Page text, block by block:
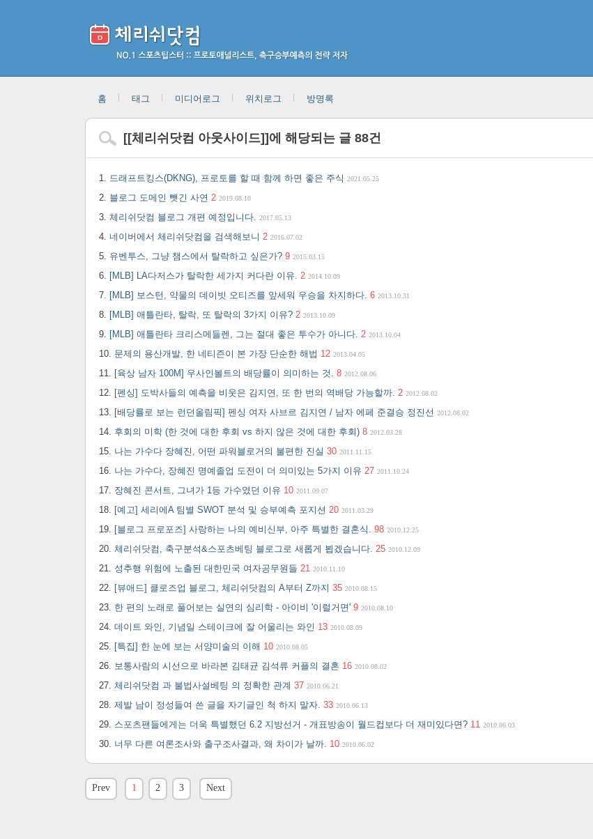
홈 태그 미디어로그 위치로그 방명록
[[체리쉬닷컴 아웃사이드]]에 해당되는 글 88건
드래프트킹스(DKNG), 프로토를 할 때 함께 하면 좋은 주식 2021.05.25
블로그 도메인 뺏긴 사연 2 2019.08.10
체리쉬닷컴 블로그 개편 예정입니다. 2017.05.13
네이버에서 체리쉬닷컴을 검색해보니 2 2016.07.02
유벤투스, 그냥 챔스에서 탈락하고 싶은가? 9 2015.03.15
[MLB] LA다저스가 탈락한 세가지 커다란 이유. 2 2014.10.09
[MLB] 보스턴, 약물의 데이빗 오티즈를 앞세워 우승을 차지하다. 6 2013.10.31
[MLB] 애틀란타, 탈락, 또 탈락의 3가지 이유? 2 2013.10.09
[MLB] 애틀란타 크리스메들렌, 그는 절대 좋은 투수가 아니다. 2 2013.10.04
문제의 용산개발, 한 네티즌이 본 가장 단순한 해법 12 2013.04.05
[육상 남자 100M] 우사인볼트의 배당률이 의미하는 것. 8 2012.08.06
[펜싱] 도박사들의 예측을 비웃은 김지연, 또 한 번의 역배당 가능할까. 2 2012.08.02
[배당률로 보는 런던올림픽] 펜싱 여자 사브르 김지연 / 남자 에페 준결승 정진선 2012.08.02
후회의 미학 (한 것에 대한 후회 vs 하지 않은 것에 대한 후회) 8 2012.03.28
나는 가수다 장혜진, 어떤 파워블로거의 불편한 진실 30 2011.11.15
나는 가수다, 장혜진 명예졸업 도전이 더 의미있는 5가지 이유 27 2011.10.24
장혜진 콘서트, 그녀가 1등 가수였던 이유 10 2011.09.07
[예고] 세리에A 팀별 SWOT 분석 및 승부예측 포지션 20 2011.03.29
[블로그 프로포즈] 사랑하는 나의 예비신부, 아주 특별한 결혼식. 98 2010.12.25
체리쉬닷컴, 축구분석&스포츠베팅 블로그로 새롭게 뵙겠습니다. 25 2010.12.09
성추행 위험에 노출된 대한민국 여자공무원들 21 2010.11.10
[뷰애드] 클로즈업 블로그, 체리쉬닷컴의 A부터 Z까지 35 2010.08.15
한 편의 노래로 풀어보는 실연의 심리학 - 아이비 '이럴거면' 9 2010.08.10
데이트 와인, 기념일 스테이크에 잘 어울리는 와인 13 2010.08.09
[특집] 한 눈에 보는 서양미술의 이해 10 2010.08.05
보통사람의 시선으로 바라본 김태균 김석류 커플의 결혼 16 2010.08.02
체리쉬닷컴 과 불법사설베팅 의 정확한 관계 37 2010.06.21
제발 남이 정성들여 쓴 글을 자기글인 척 하지 말자. 33 2010.06.13
스포츠팬들에게는 더욱 특별했던 6.2 지방선거 - 개표방송이 월드컵보다 더 재미있다면? 11 2010.06.03
너무 다른 여론조사와 출구조사결과, 왜 차이가 날까. 10 2010.06.02
Prev 1 2 3 Next